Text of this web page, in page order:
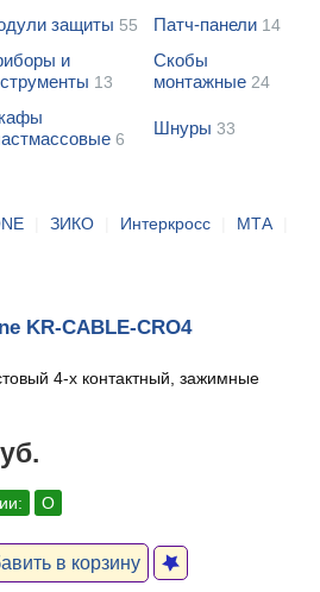
защиты 55 Патч-панели 14
и
13
Скобы
монтажные 24
6
Шнуры 33
ЗИКО Интеркросс МТА
KR-CABLE-CRO4
4-х контактный, зажимные
О
в корзину